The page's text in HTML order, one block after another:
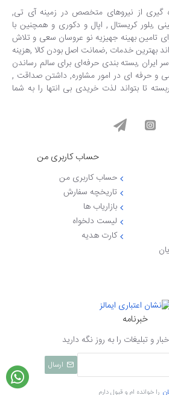
گیری از نیروهای متخصص در زمینه آی تی,
,بلور کریستال , اپال و دکوری و همچنین با
بازار برای تامین بهینه جهیزیه نو عروسان سعی و تلاش
بهترین خدمات ,ضمانت اصل بودن کالا ,هزینه
ایران ,بسته بندی حرفه‌ای برای سالم رساندن
و حرفه ای در امور مشاوره, داشتن صداقت ,
تا بتواند لذت خریدی بی انتها را به شما
حساب کاربری من
حساب کاربری من
تاریخچه سفارش
بازاریاب ها
لیست دلخواه
کارت هدیه
خبرنامه
و تبلیغات را به روز نگه دارید
ارسال
را خوانده ام و قبول دارم